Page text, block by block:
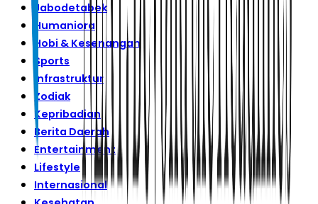
Jabodetabek
Humaniora
Hobi & Kesenangan
Sports
Infrastruktur
Zodiak
Kepribadian
Berita Daerah
Entertainment
Lifestyle
Internasional